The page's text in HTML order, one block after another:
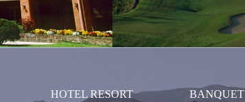
HOTEL RESORT BANQUET